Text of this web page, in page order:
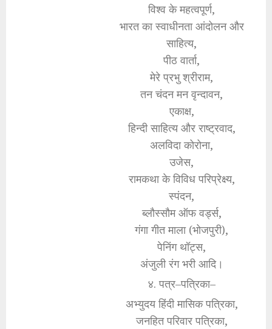
विश्व के महत्वपूर्ण,
भारत का स्वाधीनता आंदोलन और
साहित्य,
पीठ वार्ता,
मेरे प्रभु श्रीराम,
तन चंदन मन वृन्दावन,
एकाक्ष,
हिन्दी साहित्य और राष्ट्रवाद,
अलविदा कोरोना,
उजेस,
रामकथा के विविध परिप्रेक्ष्य,
स्पंदन,
ब्लौस्सौम ऑफ वर्ड्स,
गंगा गीत माला (भोजपुरी),
पेनिंग थॉट्स,
अंजुली रंग भरी आदि।
४. पत्र–पत्रिका–
अभ्युदय हिंदी मासिक पत्रिका,
जनहित परिवार पत्रिका,